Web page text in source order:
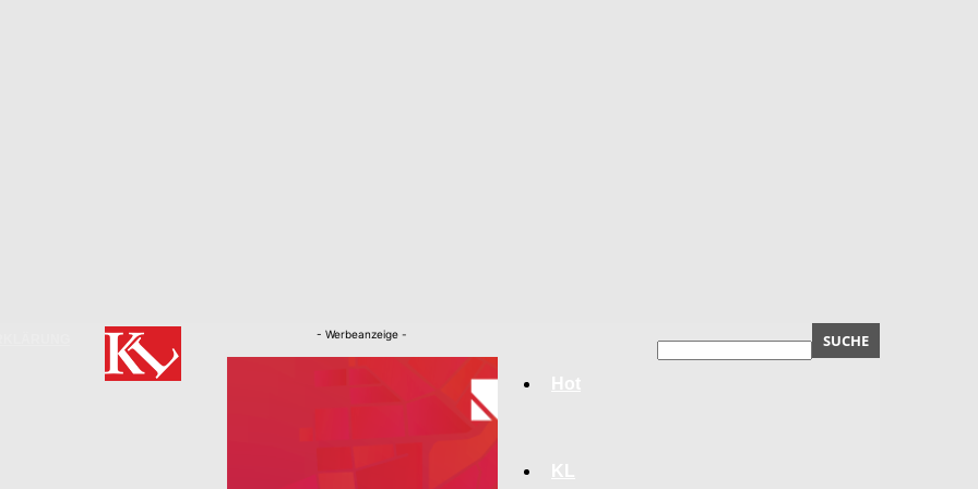
- Werbeanzeige -